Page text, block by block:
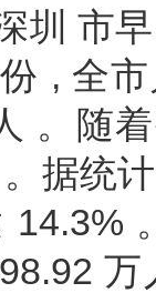
圳 市
, 全
。随
据统